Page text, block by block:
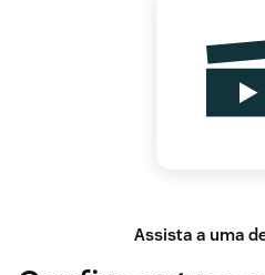
Assista a uma